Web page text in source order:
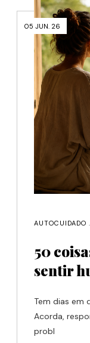
05 JUN. 26
AUTOCUIDADO .
50
sentir
Tem dias em
Acorda,
probl